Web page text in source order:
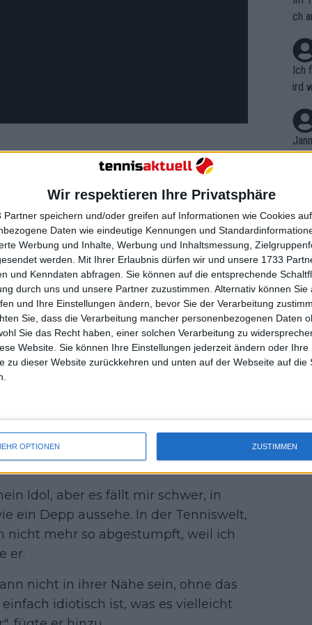
Wir respektieren Ihre Privatsphäre
Partner speichern und/oder greifen auf Informationen wie Cookies
Daten wie eindeutige Kennungen und
Werbung und Inhalte, Werbung und Inhaltsmessung,
werden. Mit Ihrer Erlaubnis dürfen wir und unsere 1733
und Kenndaten abfragen. Sie können auf die entsprechende
durch uns und unsere Partner zuzustimmen. Alternativ können Sie
und Ihre Einstellungen ändern, bevor Sie der Verarbeitung
Sie, dass die Verarbeitung mancher personenbezogenen Daten
Sie das Recht haben, einer solchen Verarbeitung zu
Website. Sie können Ihre Einstellungen jederzeit ändern oder Ihre
zu dieser Website zurückkehren und unten auf der Webseite auf die
OPTIONEN ZUSTIMMEN
der einzigen Tennisfiguren, die
können, ihn unglaublich
Mal, wenn sie miteinander sprechen,
schon lange mit Roddick
gelassen.
hingehen wird. Es hat Spaß
für mich erstaunlich, weil
und Steff sind, die wieder voll in
das ist toll", sagte er.
verblüfft Maria Sharapova
Slam 2
Idol, aber es fällt mir schwer, in
ein Depp aussehe. In der Tenniswelt,
nicht mehr so abgestumpft, weil ich
er.
nicht in ihrer Nähe sein, ohne das
idiotisch ist, was es vielleicht
ch
Ich
ird
r in
em
t,
B.
on
uss
mal
des
n
nt.
kel